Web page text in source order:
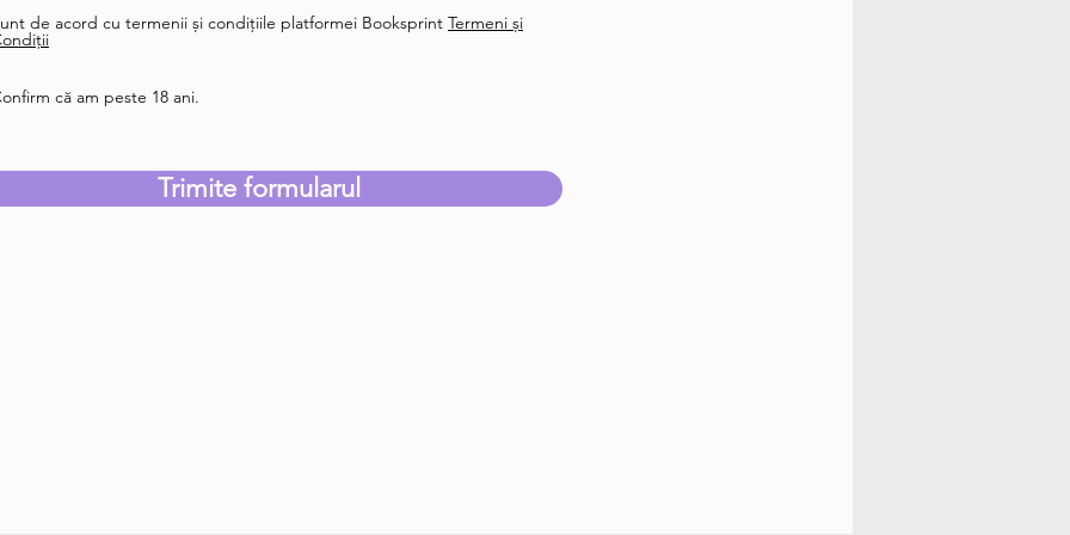
de acord cu termenii și condițiile platformei Booksprint Termeni și
că am peste 18 ani.
Trimite formularul